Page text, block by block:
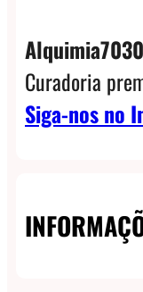
Alquimia7030
Curadoria
Siga-nos no